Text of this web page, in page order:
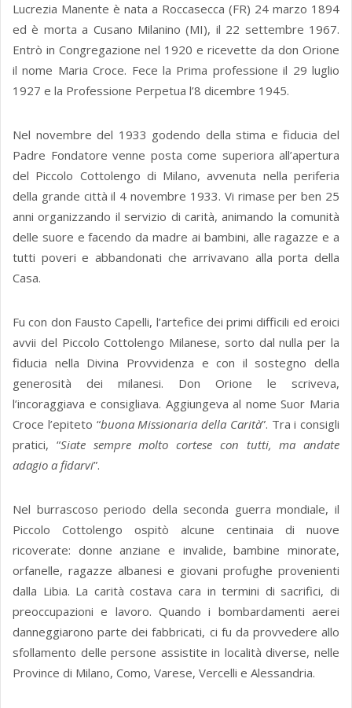
Lucrezia Manente è nata a Roccasecca (FR) 24 marzo 1894
ed è morta a Cusano Milanino (MI), il 22 settembre 1967.
Entrò in Congregazione nel 1920 e ricevette da don Orione
il nome Maria Croce. Fece la Prima professione il 29 luglio
1927 e la Professione Perpetua l’8 dicembre 1945.
Nel novembre del 1933 godendo della stima e fiducia del
Padre Fondatore venne posta come superiora all’apertura
del Piccolo Cottolengo di Milano, avvenuta nella periferia
della grande città il 4 novembre 1933. Vi rimase per ben 25
anni organizzando il servizio di carità, animando la comunità
delle suore e facendo da madre ai bambini, alle ragazze e a
tutti poveri e abbandonati che arrivavano alla porta della
Casa.
Fu con don Fausto Capelli, l’artefice dei primi difficili ed eroici
avvii del Piccolo Cottolengo Milanese, sorto dal nulla per la
fiducia nella Divina Provvidenza e con il sostegno della
generosità dei milanesi. Don Orione le scriveva,
l’incoraggiava e consigliava. Aggiungeva al nome Suor Maria
Croce l’epiteto “buona Missionaria della Carità”. Tra i consigli
pratici, “Siate sempre molto cortese con tutti, ma andate
adagio a fidarvi”.
Nel burrascoso periodo della seconda guerra mondiale, il
Piccolo Cottolengo ospitò alcune centinaia di nuove
ricoverate: donne anziane e invalide, bambine minorate,
orfanelle, ragazze albanesi e giovani profughe provenienti
dalla Libia. La carità costava cara in termini di sacrifici, di
preoccupazioni e lavoro. Quando i bombardamenti aerei
danneggiarono parte dei fabbricati, ci fu da provvedere allo
sfollamento delle persone assistite in località diverse, nelle
Province di Milano, Como, Varese, Vercelli e Alessandria.